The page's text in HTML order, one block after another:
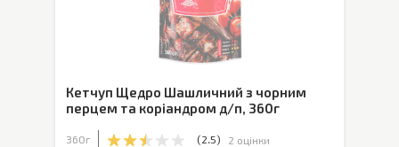
Кетчуп Щедро Шашличний з чорним
перцем та коріандром д/п, 360г
360г (2.5) 2 оцінки